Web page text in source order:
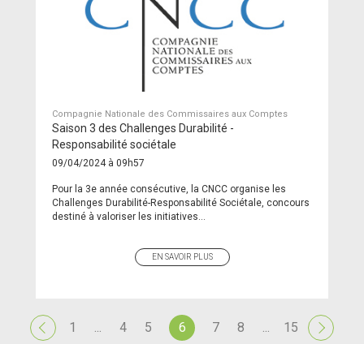
Compagnie Nationale des Commissaires aux Comptes
Saison 3 des Challenges Durabilité -
Responsabilité sociétale
09/04/2024 à 09h57
Pour la 3e année consécutive, la CNCC organise les
Challenges Durabilité-Responsabilité Sociétale, concours
destiné à valoriser les initiatives...
EN SAVOIR PLUS
1 ... 4 5 6 7 8 ... 15